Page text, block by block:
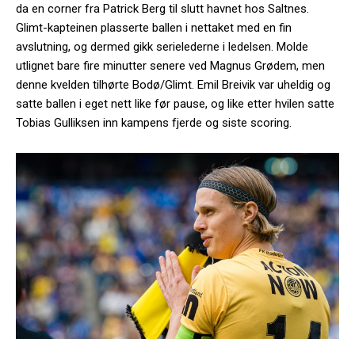
da en corner fra Patrick Berg til slutt havnet hos Saltnes.
Glimt-kapteinen plasserte ballen i nettaket med en fin
avslutning, og dermed gikk serielederne i ledelsen. Molde
utlignet bare fire minutter senere ved Magnus Grødem, men
denne kvelden tilhørte Bodø/Glimt. Emil Breivik var uheldig og
satte ballen i eget nett like før pause, og like etter hvilen satte
Tobias Gulliksen inn kampens fjerde og siste scoring.